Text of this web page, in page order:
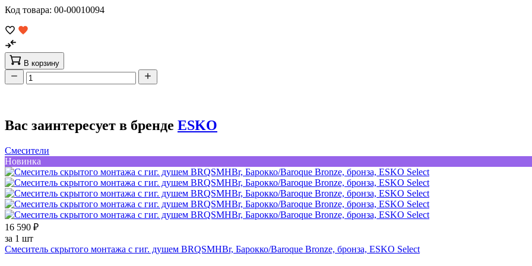
Код товара: 00-00010094
В корзину
Вас заинтересует в бренде ESKO
Смесители
Новинка
16 590 ₽
за 1 шт
Смеситель скрытого монтажа с гиг. душем BRQSMHBr, Барокко/Baroque Bronze, бронза, ESKO Select